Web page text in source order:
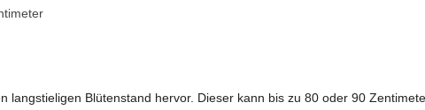
langstieligen Blütenstand hervor. Dieser kann bis zu 80 oder 90